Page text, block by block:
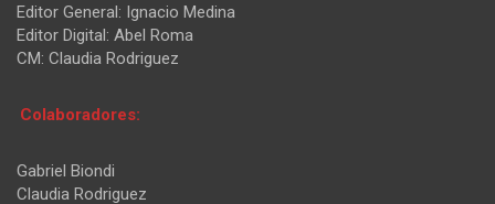
Editor General: Ignacio Medina
Editor Digital: Abel Roma
CM: Claudia Rodriguez
Colaboradores:
Gabriel Biondi
Claudia Rodriguez